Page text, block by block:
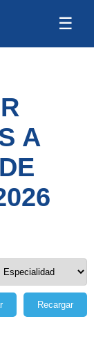
☰
A
Recargar